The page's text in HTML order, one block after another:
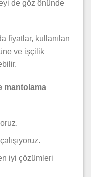
de göz önünde
fiyatlar, kullanılan
ve işçilik
mantolama
iyi çözümleri